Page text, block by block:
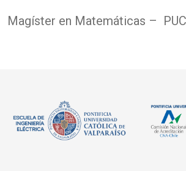
Magíster en Matemáticas –